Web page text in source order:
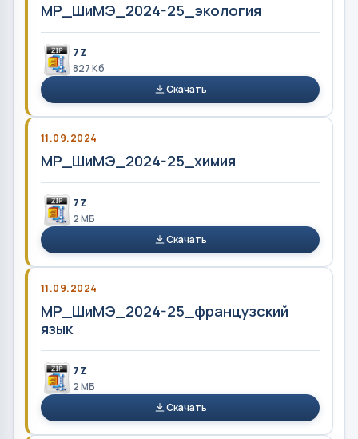
МР_ШиМЭ_2024-25_экология
7Z
827 Кб
Скачать
11.09.2024
МР_ШиМЭ_2024-25_химия
7Z
2 MБ
Скачать
11.09.2024
МР_ШиМЭ_2024-25_французский
язык
7Z
2 MБ
Скачать